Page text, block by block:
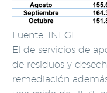
Fuente: INEGI
El de servicios de
de residuos y
remediación